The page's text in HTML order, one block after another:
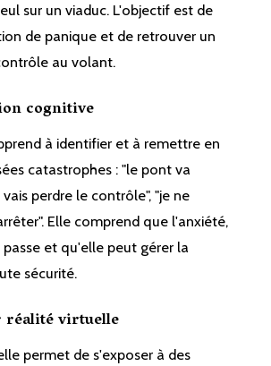
sur un viaduc. L'objectif est de
de panique et de retrouver un
au volant.
cognitive
à identifier et à remettre en
catastrophes : "le pont va
perdre le contrôle", "je ne
Elle comprend que l'anxiété,
et qu'elle peut gérer la
sécurité.
réalité virtuelle
permet de s'exposer à des